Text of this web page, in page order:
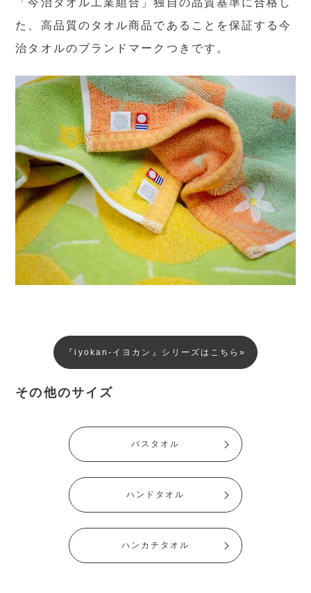
た、高品質のタオル商品であることを保証する今
治タオルのブランドマークつきです。
『iyokan-イヨカン』シリーズはこちら»
その他のサイズ
バスタオル
ハンドタオル
ハンカチタオル